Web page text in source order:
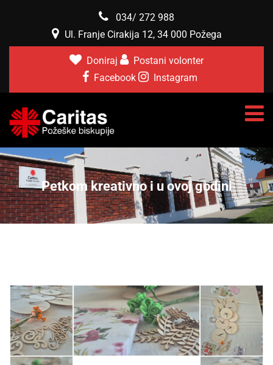
034/ 272 988
Ul. Franje Cirakija 12, 34 000 Požega
Doniraj
Postani volonter
Facebook
Instagram
Petkom kreativno i u ovoj godini